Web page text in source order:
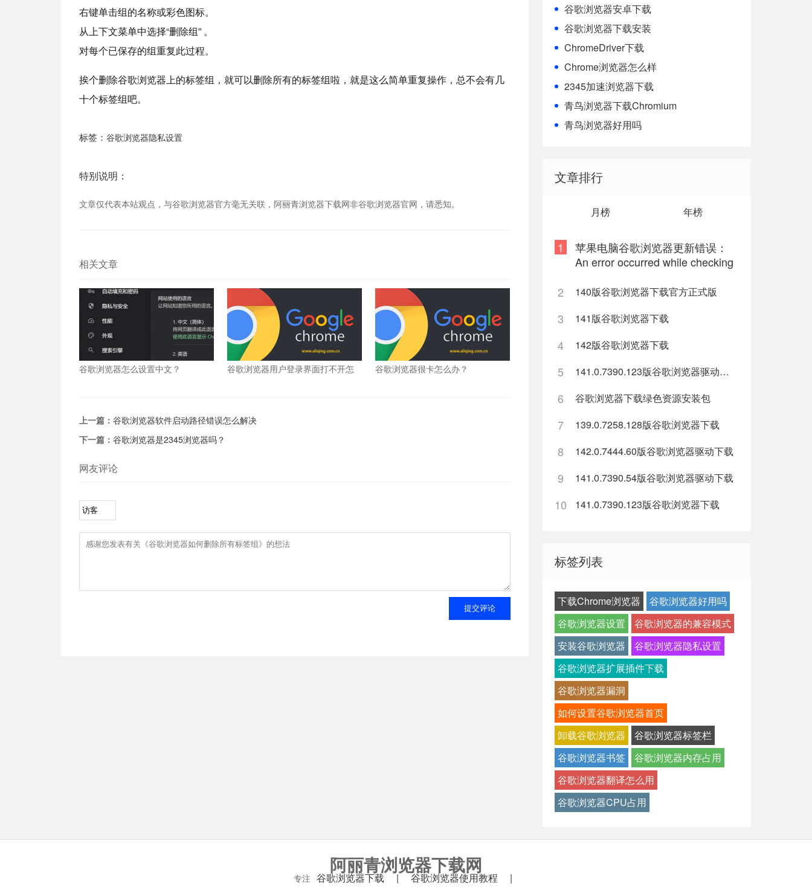
右键单击组的名称或彩色图标。
从上下文菜单中选择“删除组” 。
对每个已保存的组重复此过程。
挨个删除谷歌浏览器上的标签组，就可以删除所有的标签组啦，就是这么简单重复操作，总不会有几
十个标签组吧。
标签： 谷歌浏览器隐私设置
特别说明：
文章仅代表本站观点，与谷歌浏览器官方毫无关联，阿丽青浏览器下载网非谷歌浏览器官网，请悉知。
相关文章
谷歌浏览器怎么设置中文？
谷歌浏览器用户登录界面打不开怎
谷歌浏览器很卡怎么办？
上一篇： 谷歌浏览器软件启动路径错误怎么解决
下一篇： 谷歌浏览器是2345浏览器吗？
网友评论
提交评论
谷歌浏览器安卓下载
谷歌浏览器下载安装
ChromeDriver下载
Chrome浏览器怎么样
2345加速浏览器下载
青鸟浏览器下载Chromium
青鸟浏览器好用吗
文章排行
月榜 年榜
1
苹果电脑谷歌浏览器更新错误：
An error occurred while checking
2
140版谷歌浏览器下载官方正式版
3 141版谷歌浏览器下载
4 142版谷歌浏览器下载
5 141.0.7390.123版谷歌浏览器驱动下载
6 谷歌浏览器下载绿色资源安装包
7 139.0.7258.128版谷歌浏览器下载
8 142.0.7444.60版谷歌浏览器驱动下载
9 141.0.7390.54版谷歌浏览器驱动下载
10 141.0.7390.123版谷歌浏览器下载
标签列表
下载Chrome浏览器
谷歌浏览器好用吗
谷歌浏览器设置
谷歌浏览器的兼容模式
安装谷歌浏览器
谷歌浏览器隐私设置
谷歌浏览器扩展插件下载
谷歌浏览器漏洞
如何设置谷歌浏览器首页
卸载谷歌浏览器
谷歌浏览器标签栏
谷歌浏览器书签
谷歌浏览器内存占用
谷歌浏览器翻译怎么用
谷歌浏览器CPU占用
阿丽青浏览器下载网
专注 谷歌浏览器下载 谷歌浏览器使用教程